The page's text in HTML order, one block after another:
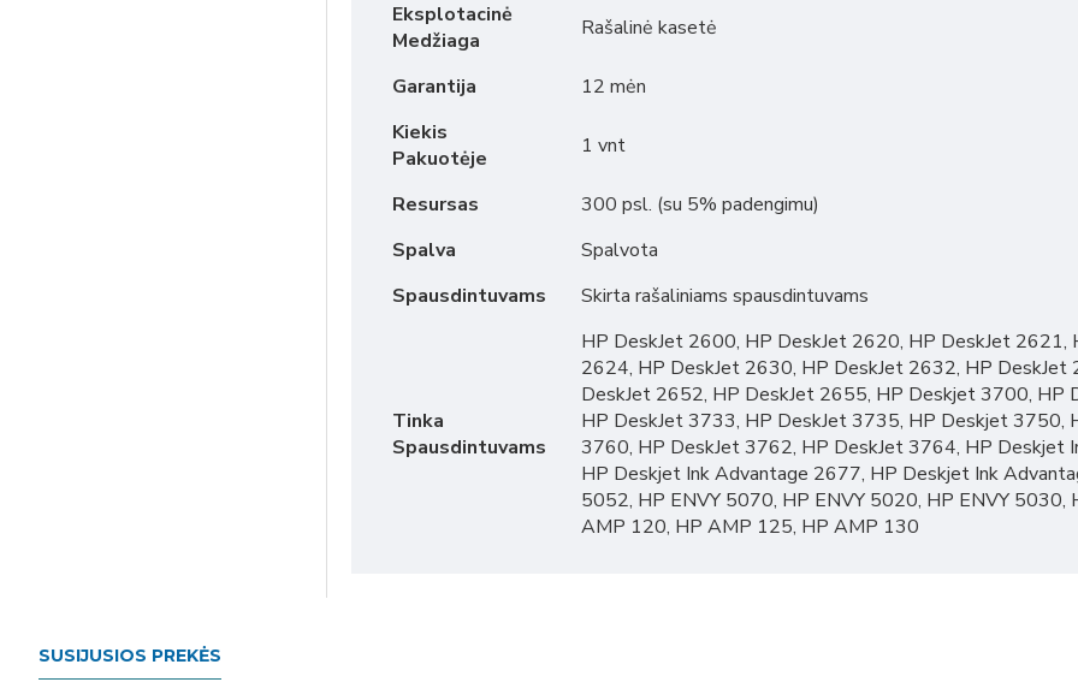
Eksplotacinė
Medžiaga
Rašalinė kasetė
Garantija
12 mėn
Kiekis
Pakuotėje
1 vnt
Resursas
300 psl. (su 5% padengimu)
Spalva
Spalvota
Spausdintuvams
Skirta rašaliniams spausdintuvams
Tinka
Spausdintuvams
HP DeskJet 2600, HP DeskJet 2620, HP DeskJet
2624, HP DeskJet 2630, HP DeskJet 2632, HP
DeskJet 2652, HP DeskJet 2655, HP Deskjet 3700,
HP DeskJet 3733, HP DeskJet 3735, HP Deskjet
3760, HP DeskJet 3762, HP DeskJet 3764, HP Deskjet
HP Deskjet Ink Advantage 2677, HP Deskjet Ink
5052, HP ENVY 5070, HP ENVY 5020, HP ENVY
AMP 120, HP AMP 125, HP AMP 130
SUSIJUSIOS PREKĖS